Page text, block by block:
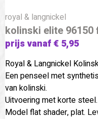
royal & langnickel
kolinski elite 96150
prijs vanaf € 5,95
Royal & Langnickel
Een penseel met
van kolinski.
Uitvoering met korte steel.
Model flat shader, plat.